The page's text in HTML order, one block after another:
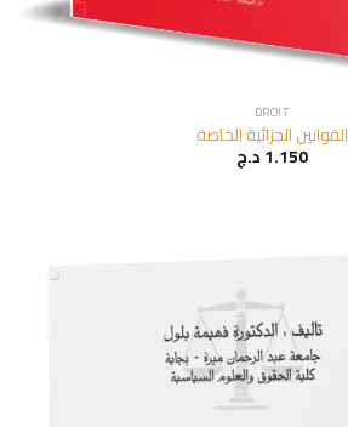
DROIT
القوانين الجزائية الخاصة
1.150د.ج